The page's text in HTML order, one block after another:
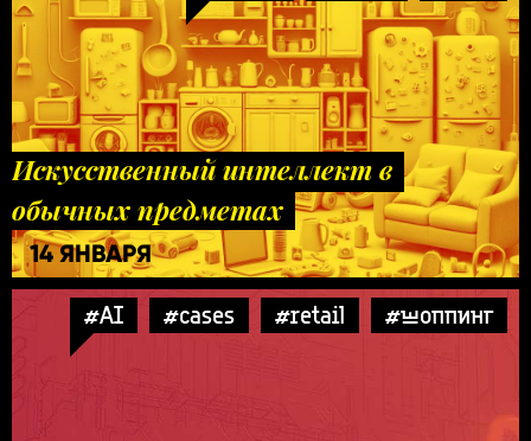
Искусственный интеллект в
обычных предметах
14 ЯНВАРЯ
#AI #cases #retail #шоппинг